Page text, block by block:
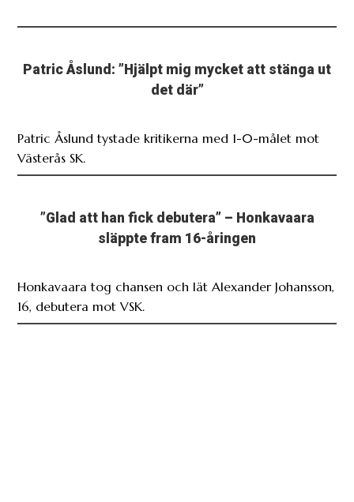
Patric Åslund: ”Hjälpt mig mycket att stänga ut
det där”
Patric Åslund tystade kritikerna med 1-0-målet mot
Västerås SK.
”Glad att han fick debutera” – Honkavaara
släppte fram 16-åringen
Honkavaara tog chansen och lät Alexander Johansson,
16, debutera mot VSK.